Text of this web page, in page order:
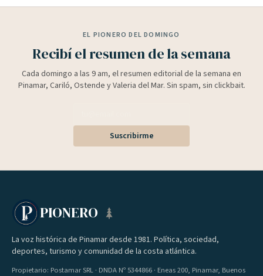
EL PIONERO DEL DOMINGO
Recibí el resumen de la semana
Cada domingo a las 9 am, el resumen editorial de la semana en
Pinamar, Cariló, Ostende y Valeria del Mar. Sin spam, sin clickbait.
Suscribirme
PIONERO
La voz histórica de Pinamar desde 1981. Política, sociedad,
deportes, turismo y comunidad de la costa atlántica.
Propietario: Postamar SRL · DNDA Nº 5344866 · Eneas 200, Pinamar, Buenos